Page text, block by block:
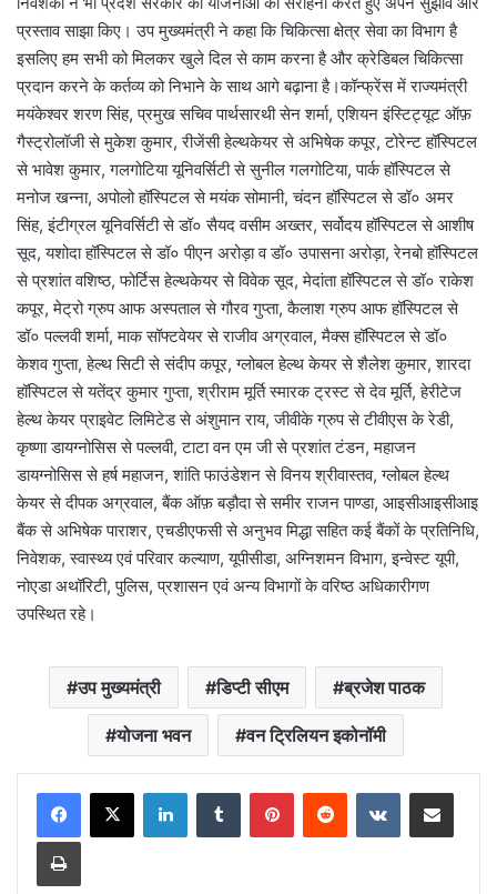
प्रस्ताव साझा किए। उप मुख्यमंत्री ने कहा कि चिकित्सा क्षेत्र सेवा का विभाग है
इसलिए हम सभी को मिलकर खुले दिल से काम करना है और क्रेडिबल चिकित्सा
प्रदान करने के कर्तव्य को निभाने के साथ आगे बढ़ाना है।कॉन्फ्रेंस में राज्यमंत्री
मयंकेश्वर शरण सिंह, प्रमुख सचिव पार्थसारथी सेन शर्मा, एशियन इंस्टिट्यूट ऑफ़
गैस्ट्रोलॉजी से मुकेश कुमार, रीजेंसी हेल्थकेयर से अभिषेक कपूर, टोरेन्ट हॉस्पिटल
से भावेश कुमार, गलगोटिया यूनिवर्सिटी से सुनील गलगोटिया, पार्क हॉस्पिटल से
मनोज खन्ना, अपोलो हॉस्पिटल से मयंक सोमानी, चंदन हॉस्पिटल से डॉ० अमर
सिंह, इंटीग्रल यूनिवर्सिटी से डॉ० सैयद वसीम अख्तर, सर्वोदय हॉस्पिटल से आशीष
सूद, यशोदा हॉस्पिटल से डॉ० पीएन अरोड़ा व डॉ० उपासना अरोड़ा, रेनबो हॉस्पिटल
से प्रशांत वशिष्ठ, फोर्टिस हेल्थकेयर से विवेक सूद, मेदांता हॉस्पिटल से डॉ० राकेश
कपूर, मेट्रो ग्रुप आफ अस्पताल से गौरव गुप्ता, कैलाश ग्रुप आफ हॉस्पिटल से
डॉ० पल्लवी शर्मा, माक सॉफ्टवेयर से राजीव अग्रवाल, मैक्स हॉस्पिटल से डॉ०
केशव गुप्ता, हेल्थ सिटी से संदीप कपूर, ग्लोबल हेल्थ केयर से शैलेश कुमार, शारदा
हॉस्पिटल से यतेंद्र कुमार गुप्ता, श्रीराम मूर्ति स्मारक ट्रस्ट से देव मूर्ति, हेरीटेज
हेल्थ केयर प्राइवेट लिमिटेड से अंशुमान राय, जीवीके ग्रुप से टीवीएस के रेडी,
कृष्णा डायग्नोसिस से पल्लवी, टाटा वन एम जी से प्रशांत टंडन, महाजन
डायग्नोसिस से हर्ष महाजन, शांति फाउंडेशन से विनय श्रीवास्तव, ग्लोबल हेल्थ
केयर से दीपक अग्रवाल, बैंक ऑफ़ बड़ौदा से समीर राजन पाण्डा, आइसीआइसीआइ
बैंक से अभिषेक पाराशर, एचडीएफसी से अनुभव मिद्धा सहित कई बैंकों के प्रतिनिधि,
निवेशक, स्वास्थ्य एवं परिवार कल्याण, यूपीसीडा, अग्निशमन विभाग, इन्वेस्ट यूपी,
नोएडा अथॉरिटी, पुलिस, प्रशासन एवं अन्य विभागों के वरिष्ठ अधिकारीगण
उपस्थित रहे।
उप मुख्यमंत्री डिप्टी सीएम ब्रजेश पाठक
योजना भवन वन ट्रिलियन इकोनॉमी
LinkedInTumblr PinterestReddit VKontakteShare via Email
Print